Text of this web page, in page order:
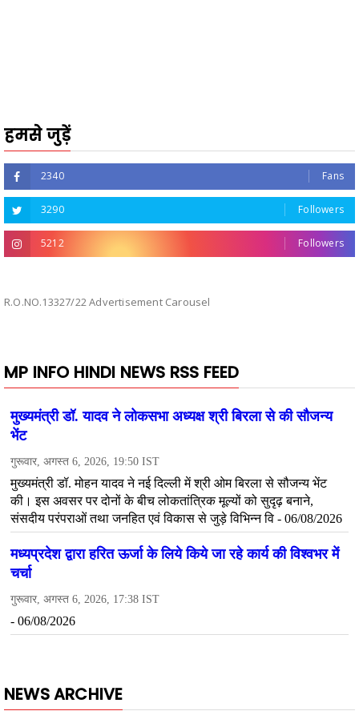
हमसे जुड़ें
2340 Fans
3290 Followers
5212 Followers
R.O.NO.13327/22 Advertisement Carousel
MP INFO HINDI NEWS RSS FEED
NEWS ARCHIVE